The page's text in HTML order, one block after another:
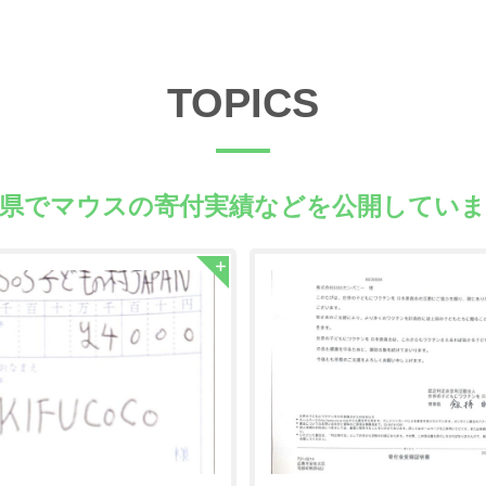
TOPICS
でマウスの寄付実績などを公開してい